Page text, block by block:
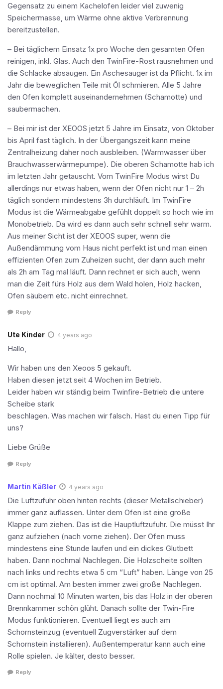
Gegensatz zu einem Kachelofen leider viel zuwenig
Speichermasse, um Wärme ohne aktive Verbrennung
bereitzustellen.
– Bei täglichem Einsatz 1x pro Woche den gesamten Ofen
reinigen, inkl. Glas. Auch den TwinFire-Rost rausnehmen und
die Schlacke absaugen. Ein Aschesauger ist da Pflicht. 1x im
Jahr die beweglichen Teile mit Öl schmieren. Alle 5 Jahre
den Ofen komplett auseinandernehmen (Schamotte) und
saubermachen.
– Bei mir ist der XEOOS jetzt 5 Jahre im Einsatz, von Oktober
bis April fast täglich. In der Übergangszeit kann meine
Zentralheizung daher noch ausbleiben. (Warmwasser über
Brauchwasserwärmepumpe). Die oberen Schamotte hab ich
im letzten Jahr getauscht. Vom TwinFire Modus wirst Du
allerdings nur etwas haben, wenn der Ofen nicht nur 1 – 2h
täglich sondern mindestens 3h durchläuft. Im TwinFire
Modus ist die Wärmeabgabe gefühlt doppelt so hoch wie im
Monobetrieb. Da wird es dann auch sehr schnell sehr warm.
Aus meiner Sicht ist der XEOOS super, wenn die
Außendämmung vom Haus nicht perfekt ist und man einen
effizienten Ofen zum Zuheizen sucht, der dann auch mehr
als 2h am Tag mal läuft. Dann rechnet er sich auch, wenn
man die Zeit fürs Holz aus dem Wald holen, Holz hacken,
Ofen säubern etc. nicht einrechnet.
Reply
Ute Kinder 4 years ago
Hallo,
Wir haben uns den Xeoos 5 gekauft.
Haben diesen jetzt seit 4 Wochen im Betrieb.
Leider haben wir ständig beim Twinfire-Betrieb die untere
Scheibe stark
beschlagen. Was machen wir falsch. Hast du einen Tipp für
uns?
Liebe Grüße
Reply
Martin Käßler 4 years ago
Die Luftzufuhr oben hinten rechts (dieser Metallschieber)
immer ganz auflassen. Unter dem Ofen ist eine große
Klappe zum ziehen. Das ist die Hauptluftzufuhr. Die müsst Ihr
ganz aufziehen (nach vorne ziehen). Der Ofen muss
mindestens eine Stunde laufen und ein dickes Glutbett
haben. Dann nochmal Nachlegen. Die Holzscheite sollten
nach links und rechts etwa 5 cm “Luft” haben. Länge von 25
cm ist optimal. Am besten immer zwei große Nachlegen.
Dann nochmal 10 Minuten warten, bis das Holz in der oberen
Brennkammer schön glüht. Danach sollte der Twin-Fire
Modus funktionieren. Eventuell liegt es auch am
Schornsteinzug (eventuell Zugverstärker auf dem
Schornstein installieren). Außentemperatur kann auch eine
Rolle spielen. Je kälter, desto besser.
Reply